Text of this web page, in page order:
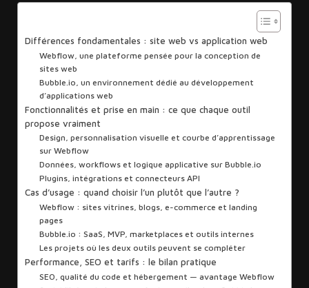
Différences fondamentales : site web vs application web
Webflow, une plateforme pensée pour la conception de
sites web
Bubble.io, un environnement dédié au développement
d’applications web
Fonctionnalités et prise en main : ce que chaque outil
propose vraiment
Design, personnalisation visuelle et courbe d’apprentissage
sur Webflow
Données, workflows et logique applicative sur Bubble.io
Plugins, intégrations et connecteurs API
Cas d’usage : quand choisir l’un plutôt que l’autre ?
Webflow : sites vitrines, blogs, e-commerce et landing
pages
Bubble.io : SaaS, MVP, marketplaces et outils internes
Les projets où les deux outils peuvent se compléter
Performance, SEO et tarifs : le bilan pratique
SEO, qualité du code et hébergement — avantage Webflow